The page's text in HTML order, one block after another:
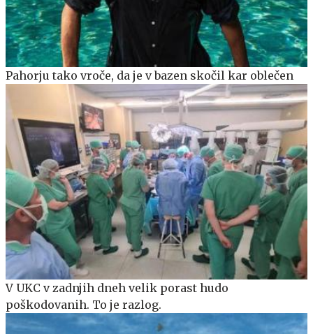
Pahorju tako vroče, da je v bazen skočil kar oblečen
V UKC v zadnjih dneh velik porast hudo
poškodovanih. To je razlog.